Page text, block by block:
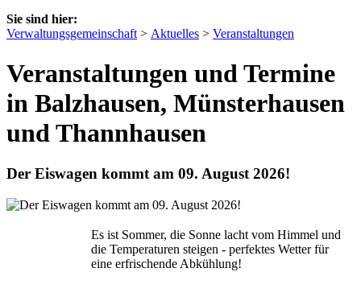
Sie sind hier:
Verwaltungsgemeinschaft > Aktuelles > Veranstaltungen
Veranstaltungen und Termine
in Balzhausen, Münsterhausen
und Thannhausen
Der Eiswagen kommt am 09. August 2026!
Es ist Sommer, die Sonne lacht vom Himmel und
die Temperaturen steigen - perfektes Wetter für
eine erfrischende Abkühlung!